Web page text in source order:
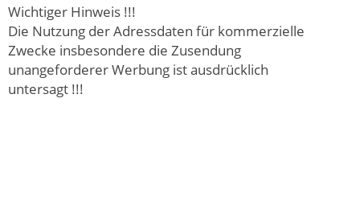
Wichtiger Hinweis !!!
Die Nutzung der Adressdaten für kommerzielle
Zwecke insbesondere die Zusendung
unangeforderer Werbung ist ausdrücklich
untersagt !!!